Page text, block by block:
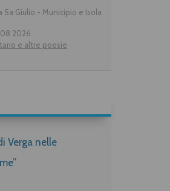
Sa Giulio - Municipio e Isola
e altre poesie
Verga nelle